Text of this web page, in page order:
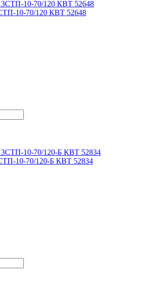
10-70/120 КВТ 52648
10-70/120-Б КВТ 52834